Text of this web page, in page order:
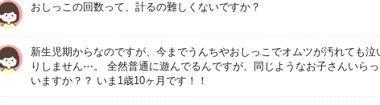
おしっこの回数って、計るの難しくないですか？
新生児期からなのですが、今までうんちやおしっこでオムツが汚れても泣
りしません⋯。 全然普通に遊んでるんですが、同じようなお子さんいら
いますか？？ いま1歳10ヶ月です！！